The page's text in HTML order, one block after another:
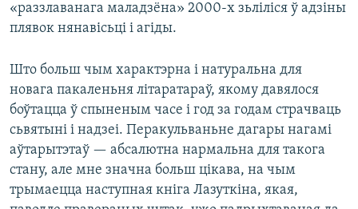
«раззлаванага маладзёна» 2000-х зьліліся ў адзіны
плявок нянавісьці і агіды.
Што больш чым характэрна і натуральна для
новага пакаленьня літаратараў, якому давялося
боўтацца ў спыненым часе і год за годам страчваць
сьвятыні і надзеі. Перакульваньне дагары нагамі
аўтарытэтаў — абсалютна нармальна для такога
стану, але мне значна больш цікава, на чым
трымаецца наступная кніга Лазуткіна, якая,